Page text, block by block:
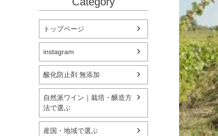
トップページ
instagram
酸化防止剤 無添加
自然派ワイン｜栽培・醸造方
法で選ぶ
産国・地域で選ぶ